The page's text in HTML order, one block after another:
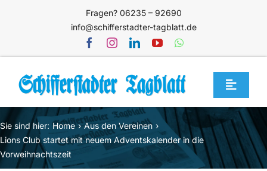
Fragen? 06235 – 92690
info@schifferstadter-tagblatt.de
Toggle
Home
Themen
Blog
Sie sind hier: Home
Aus den Vereinen
Lions Club startet mit neuem Adventskalender in die
Vorweihnachtszeit